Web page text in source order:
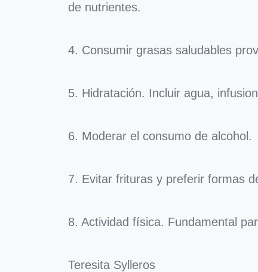
de nutrientes.
4. Consumir grasas saludables
5. Hidratación. Incluir agua,
6. Moderar el consumo de alcohol.
7. Evitar frituras y preferir formas
8. Actividad física. Fundamental
Teresita Sylleros